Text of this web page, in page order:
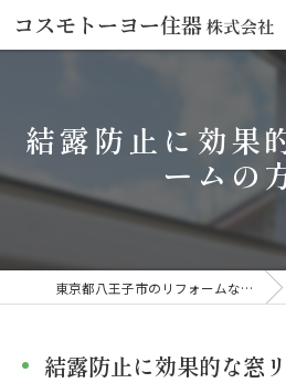
結露防止に効果
ームの
東京都八王子市のリフォームならコスモトーヨー住器株式会社
結露防止に効果的な窓